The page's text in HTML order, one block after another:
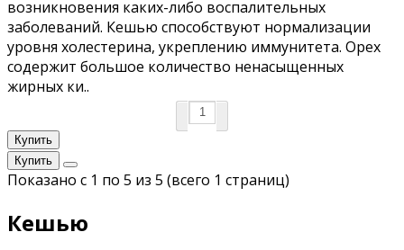
возникновения каких-либо воспалительных
заболеваний. Кешью способствуют нормализации
уровня холестерина, укреплению иммунитета. Орех
содержит большое количество ненасыщенных
жирных ки..
Купить
Купить
Показано с 1 по 5 из 5 (всего 1 страниц)
Кешью